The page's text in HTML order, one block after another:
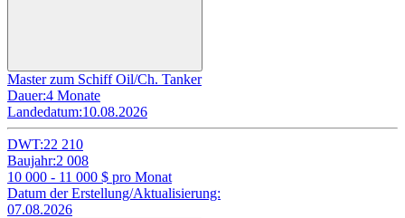
Master zum Schiff Oil/Ch. Tanker
Dauer:4 Monate
Landedatum:10.08.2026
DWT:22 210
Baujahr:2 008
10 000 - 11 000 $ pro Monat
Datum der Erstellung/Aktualisierung:
07.08.2026